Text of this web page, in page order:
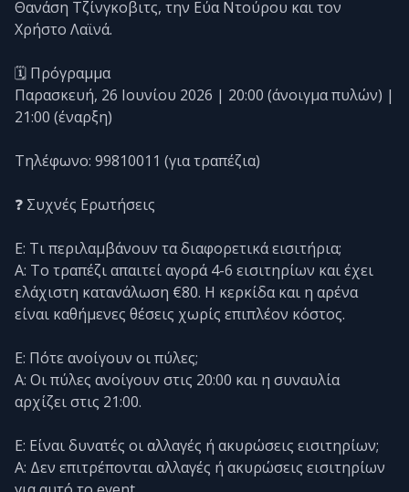
Θανάση Τζίνγκοβιτς, την Εύα Ντούρου και τον
Χρήστο Λαϊνά.
🗓️ Πρόγραμμα
Παρασκευή, 26 Ιουνίου 2026 | 20:00 (άνοιγμα πυλών) |
21:00 (έναρξη)
Τηλέφωνο: 99810011 (για τραπέζια)
❓ Συχνές Ερωτήσεις
Ε: Τι περιλαμβάνουν τα διαφορετικά εισιτήρια;
Α: Το τραπέζι απαιτεί αγορά 4-6 εισιτηρίων και έχει
ελάχιστη κατανάλωση €80. Η κερκίδα και η αρένα
είναι καθήμενες θέσεις χωρίς επιπλέον κόστος.
Ε: Πότε ανοίγουν οι πύλες;
Α: Οι πύλες ανοίγουν στις 20:00 και η συναυλία
αρχίζει στις 21:00.
Ε: Είναι δυνατές οι αλλαγές ή ακυρώσεις εισιτηρίων;
Α: Δεν επιτρέπονται αλλαγές ή ακυρώσεις εισιτηρίων